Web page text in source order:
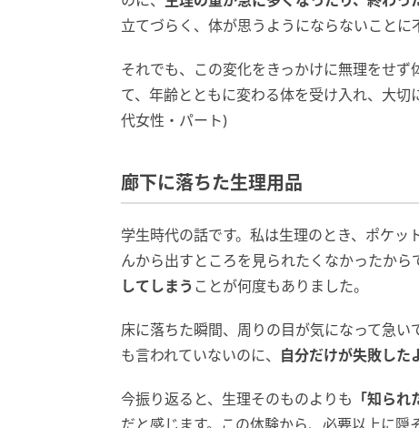
立てづらく、体が思うようにならないことに
それでも、この変化をきっかけに無理をせ
て、年齢とともに変わる体を受け入れ、大
代女性・パート)
廊下に落ちた生理用品
学生時代の話です。私は生理のとき、ポケ
んから出すところを見られたくなかったか
してしまうことが何度もありました。
床に落ちた瞬間、周りの目が気になって急
も言われていないのに、 自分だけが失敗した
今振り返ると、生理そのものよりも 「知ら